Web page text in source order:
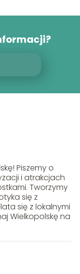
Piszemy o
i atrakcjach
Tworzymy
się z
się z lokalnymi
Wielkopolskę na